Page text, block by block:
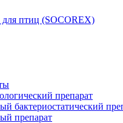
птиц (SOCOREX)
препарат
бактериостатический
препарат